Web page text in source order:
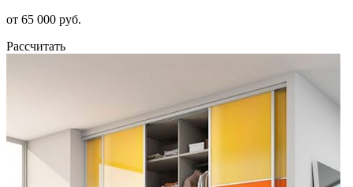
от 65 000 руб.
Рассчитать